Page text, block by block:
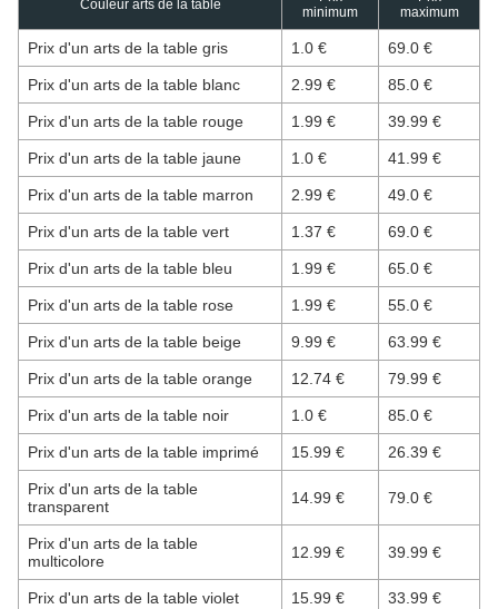
Couleur arts de la table
minimum
maximum
Prix d'un arts de la table gris 1.0 € 69.0 €
Prix d'un arts de la table blanc 2.99 € 85.0 €
Prix d'un arts de la table rouge 1.99 € 39.99 €
Prix d'un arts de la table jaune 1.0 € 41.99 €
Prix d'un arts de la table marron 2.99 € 49.0 €
Prix d'un arts de la table vert 1.37 € 69.0 €
Prix d'un arts de la table bleu 1.99 € 65.0 €
Prix d'un arts de la table rose 1.99 € 55.0 €
Prix d'un arts de la table beige 9.99 € 63.99 €
Prix d'un arts de la table orange 12.74 € 79.99 €
Prix d'un arts de la table noir 1.0 € 85.0 €
Prix d'un arts de la table imprimé 15.99 € 26.39 €
Prix d'un arts de la table
transparent
14.99 € 79.0 €
Prix d'un arts de la table
multicolore
12.99 € 39.99 €
Prix d'un arts de la table violet 15.99 € 33.99 €